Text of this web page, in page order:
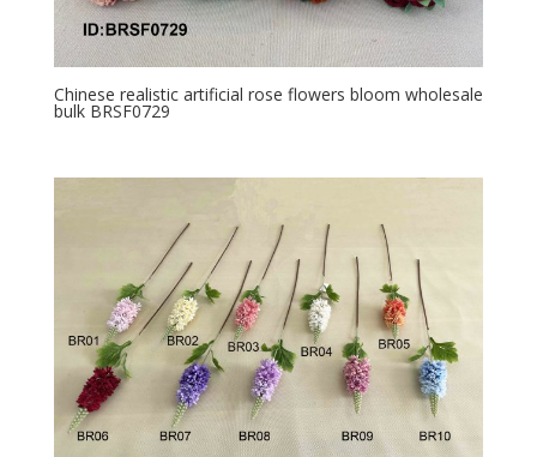
Chinese realistic artificial rose flowers bloom wholesale
bulk BRSF0729